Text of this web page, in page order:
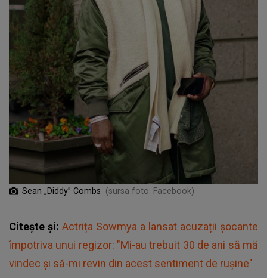
Sean „Diddy” Combs (sursa foto: Facebook)
Citește și: Actrița Sowmya a lansat acuzații șocante
împotriva unui regizor: "Mi-au trebuit 30 de ani să mă
vindec și să-mi revin din acest sentiment de rușine"